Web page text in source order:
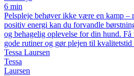
6 min
Pelspleje behøver ikke være en kamp –
positiv energi kan du forvandle
og behagelig oplevelse for din hund.
gode rutiner og gør plejen til kvalitetstid
Tessa Laursen
Tessa
Laursen